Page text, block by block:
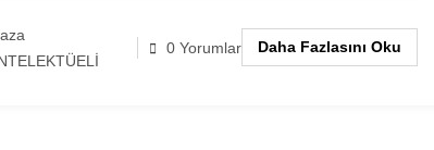
0 Yorumlar Daha Fazlasını Oku